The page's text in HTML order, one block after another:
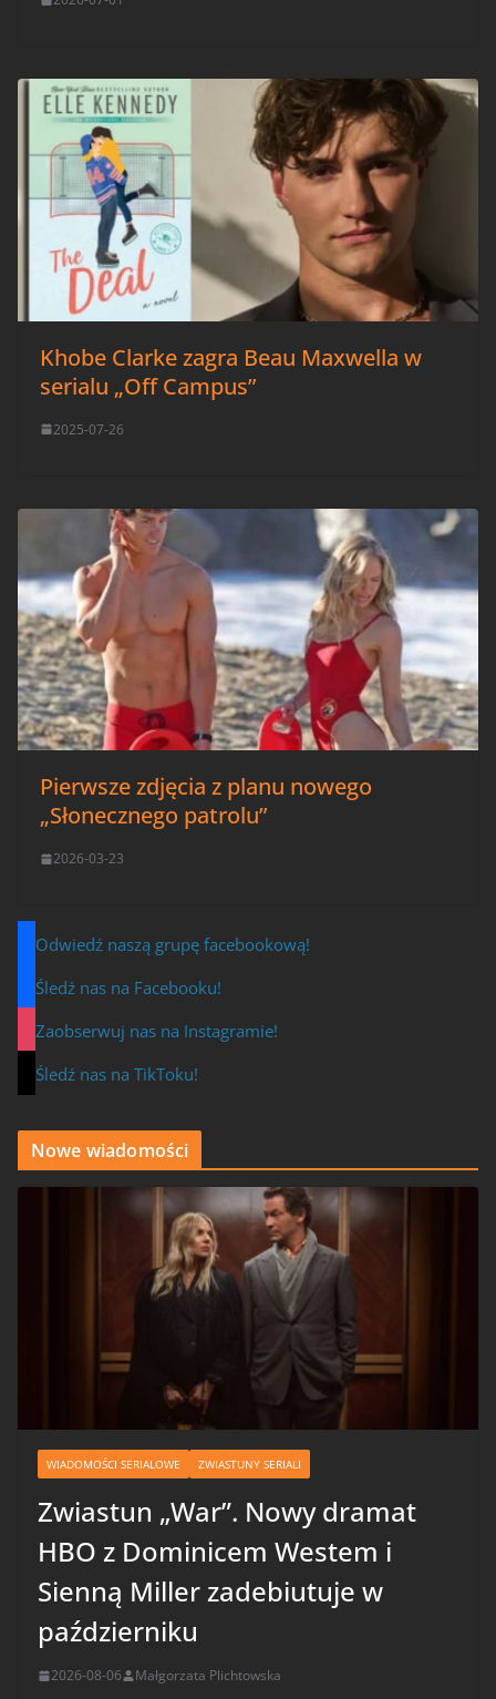
Khobe Clarke zagra Beau Maxwella w
serialu „Off Campus”
2025-07-26
Pierwsze zdjęcia z planu nowego
„Słonecznego patrolu”
2026-03-23
Odwiedź naszą grupę facebookową!
Śledź nas na Facebooku!
Zaobserwuj nas na Instagramie!
Śledź nas na TikToku!
Nowe wiadomości
WIADOMOŚCI SERIALOWE ZWIASTUNY SERIALI
Zwiastun „War”. Nowy dramat
HBO z Dominicem Westem i
Sienną Miller zadebiutuje w
październiku
2026-08-06 Małgorzata Plichtowska